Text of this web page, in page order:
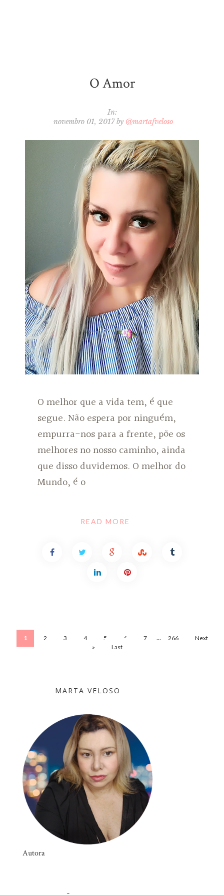
O Amor
In:
novembro 01, 2017by @martafveloso
O melhor que a vida tem, é que
segue. Não espera por ninguém,
empurra-nos para a frente, põe os
melhores no nosso caminho, ainda
que disso duvidemos. O melhor do
Mundo, é o
READ MORE
1 2 3 4 5 6 7 ... 266
Next
»
Last
MARTA VELOSO
Autora